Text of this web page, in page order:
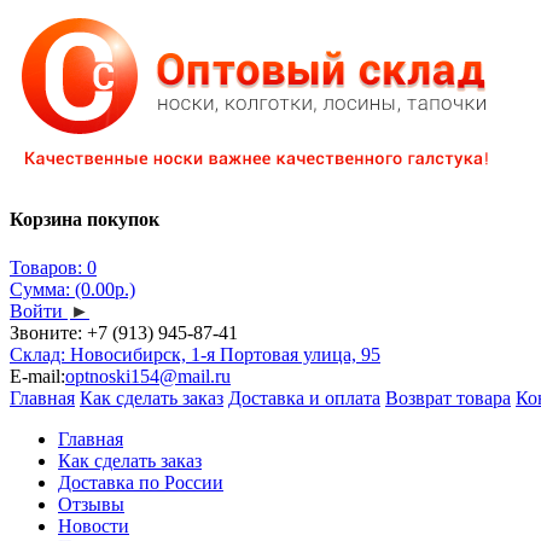
Корзина покупок
Товаров: 0
Сумма: (0.00р.)
Войти ►
Звоните: +7 (913) 945-87-41
Склад: Новосибирск, 1-я Портовая улица, 95
E-mail:optnoski154@mail.ru
Главная Как сделать заказ Доставка и оплата Возврат товара
Главная
Как сделать заказ
Доставка по России
Отзывы
Новости